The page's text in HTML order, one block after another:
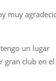
muy
un lugar
gran club en el